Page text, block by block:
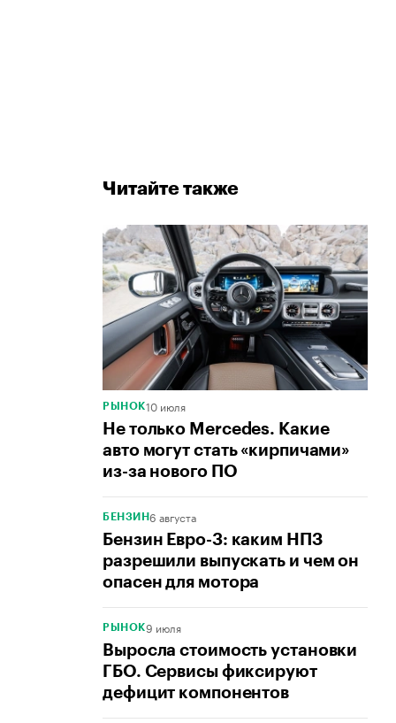
Читайте также
РЫНОК10 июля
Не только Mercedes. Какие
авто могут стать «кирпичами»
из-за нового ПО
БЕНЗИН6 августа
Бензин Евро-3: каким НПЗ
разрешили выпускать и чем он
опасен для мотора
РЫНОК9 июля
Выросла стоимость установки
ГБО. Сервисы фиксируют
дефицит компонентов